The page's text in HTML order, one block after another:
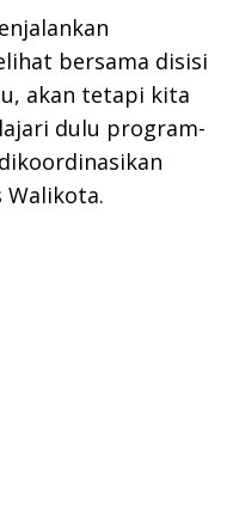
bersama disisi
akan tetapi kita
dulu program-
Walikota.